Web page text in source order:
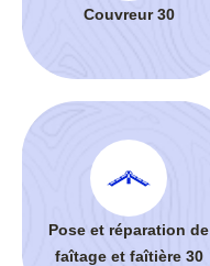
Couvreur 30
Pose et réparation de
faîtage et faîtière 30